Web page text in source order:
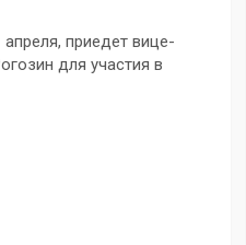
приедет вице-
для участия в